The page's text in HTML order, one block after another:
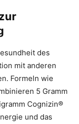
des
mit anderen
Formeln wie
5 Gramm
Cognizin®
und das